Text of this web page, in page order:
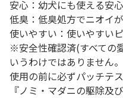
安心：幼犬にも使える安
低臭：低臭処方でニオイ
使いやすい：使いやすい
※安全性確認済(すべての
いうわけではありません
使用の前に必ずパッチテ
『ノミ・マダニの駆除及